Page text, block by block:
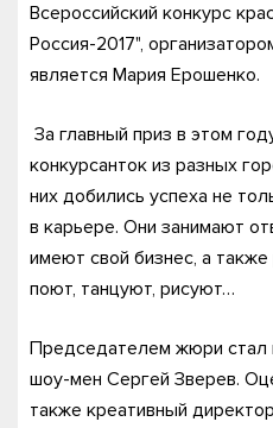
Всероссийский конкурс
Россия-2017",
является Мария Ерошенко.
За главный приз в этом
конкурсанток из разных
них добились успеха не
в карьере. Они занимают
имеют свой бизнес, а
поют, танцуют, рисуют…
Председателем жюри стал
шоу-мен Сергей Зверев.
также креативный